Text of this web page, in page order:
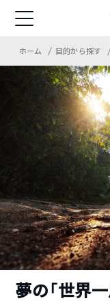
ホーム 目的から探す
夢の「世界